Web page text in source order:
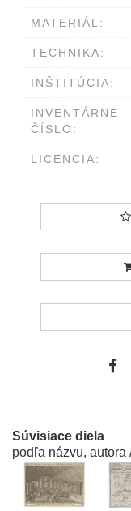
MATERIÁL:
TECHNIKA:
INŠTITÚCIA:
INVENTÁRNE
ČÍSLO:
LICENCIA:
Súvisiace diela
podľa názvu, autora